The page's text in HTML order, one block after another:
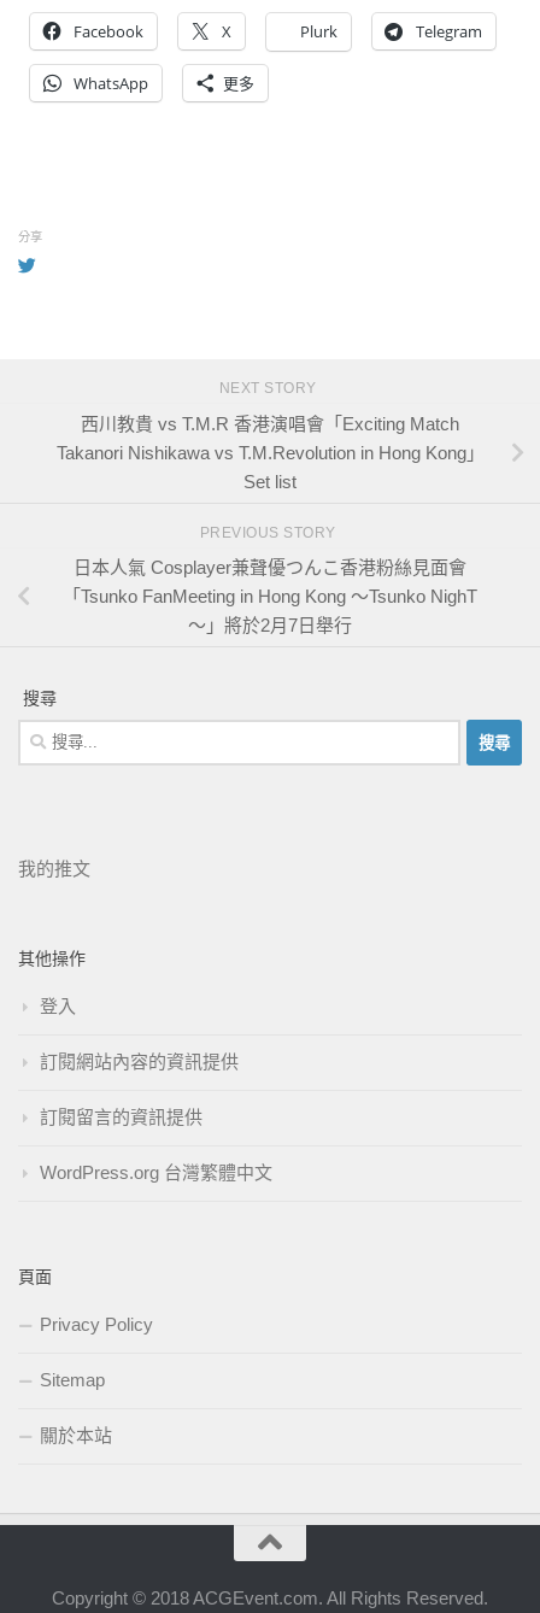
Facebook X Plurk Telegram
WhatsApp 更多
分享
NEXT STORY
西川教貴 vs T.M.R 香港演唱會「Exciting Match
Takanori Nishikawa vs T.M.Revolution in Hong Kong」
Set list
PREVIOUS STORY
日本人氣 Cosplayer兼聲優つんこ香港粉絲見面會
「Tsunko FanMeeting in Hong Kong ～Tsunko NighT
～」將於2月7日舉行
搜尋
我的推文
其他操作
登入
訂閱網站內容的資訊提供
訂閱留言的資訊提供
WordPress.org 台灣繁體中文
頁面
Privacy Policy
Sitemap
關於本站
Copyright © 2018 ACGEvent.com. All Rights Reserved.